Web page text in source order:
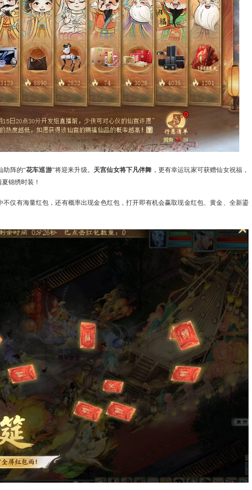
明日（7月31日）率先全服上线，八大神仙百万奖池，许愿任你挑！只要
励！
中，神仙助阵的“ 花车巡游 ”将迎来升级。 天宫仙女将下凡伴舞，更有
赠限时款清夏锦绣时装！
包雨”，其中不仅有海量 红包 ，还有概率出现金色红包，打开即有机会赢